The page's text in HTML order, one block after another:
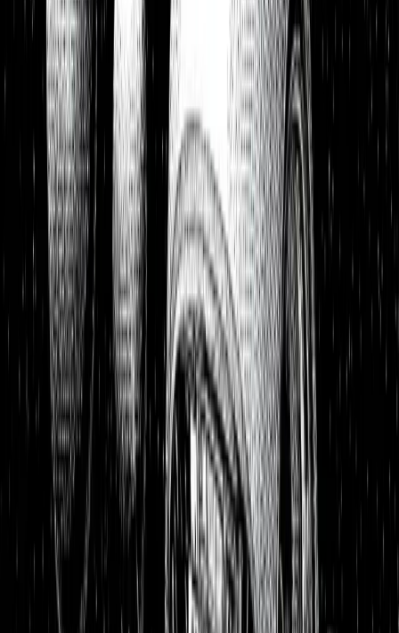
WatchlistUnsere Top-Picks zum Kauf
Portfolios
26,8 % p.a. seit 2018
Finanzielle Freiheit
26,8 % p.a.Dividendendepot 18,6 % p.a.
1:1 Begleitung
Über uns
7 Tage kostenlos testen
Einloggen
Home